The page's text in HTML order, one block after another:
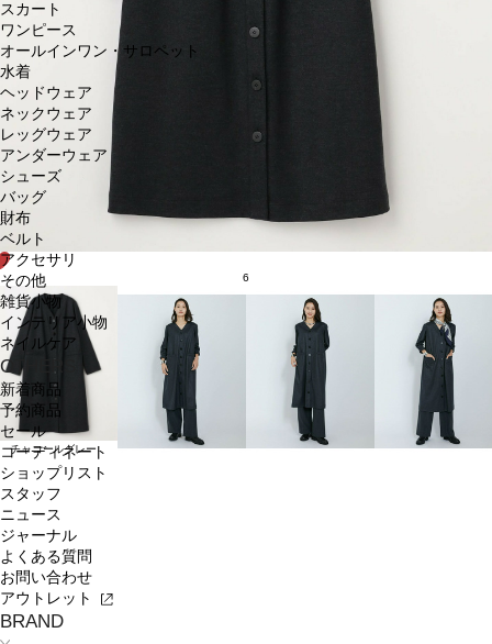
スカート
ワンピース
オールインワン・サロペット
水着
ヘッドウェア
ネックウェア
レッグウェア
アンダーウェア
シューズ
バッグ
財布
ベルト
アクセサリ
その他
雑貨小物
インテリア小物
ネイルケア
OTHERS
新着商品
予約商品
セール
コーディネート
ショップリスト
スタッフ
ニュース
ジャーナル
よくある質問
お問い合わせ
アウトレット
BRAND
6
チャコールグレー